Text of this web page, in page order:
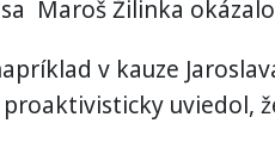
Maroš Žilinka
v kauze
uviedol,